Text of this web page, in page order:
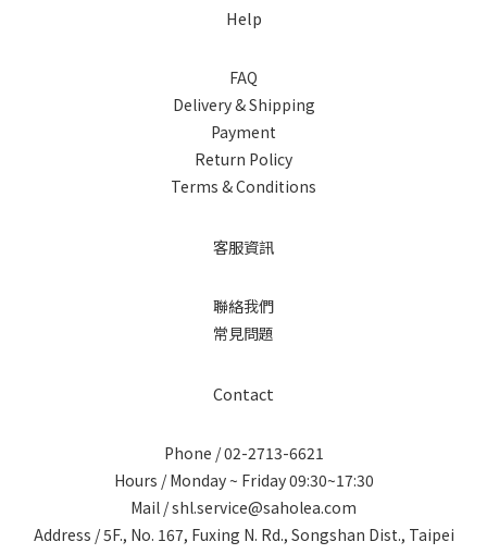
Help
FAQ
Delivery & Shipping
Payment
Return Policy
Terms & Conditions
客服資訊
聯絡我們
常見問題
Contact
Phone / 02-2713-6621
Hours / Monday ~ Friday 09:30~17:30
Mail / shl.service@saholea.com
Address / 5F., No. 167, Fuxing N. Rd., Songshan Dist., Taipei